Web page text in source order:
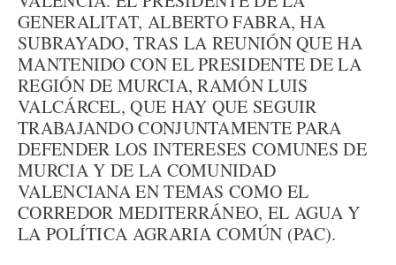
GENERALITAT, ALBERTO FABRA, HA
SUBRAYADO, TRAS LA REUNIÓN QUE HA
MANTENIDO CON EL PRESIDENTE DE LA
REGIÓN DE MURCIA, RAMÓN LUIS
VALCÁRCEL, QUE HAY QUE SEGUIR
TRABAJANDO CONJUNTAMENTE PARA
DEFENDER LOS INTERESES COMUNES DE
MURCIA Y DE LA COMUNIDAD
VALENCIANA EN TEMAS COMO EL
CORREDOR MEDITERRÁNEO, EL AGUA Y
LA POLÍTICA AGRARIA COMÚN (PAC).